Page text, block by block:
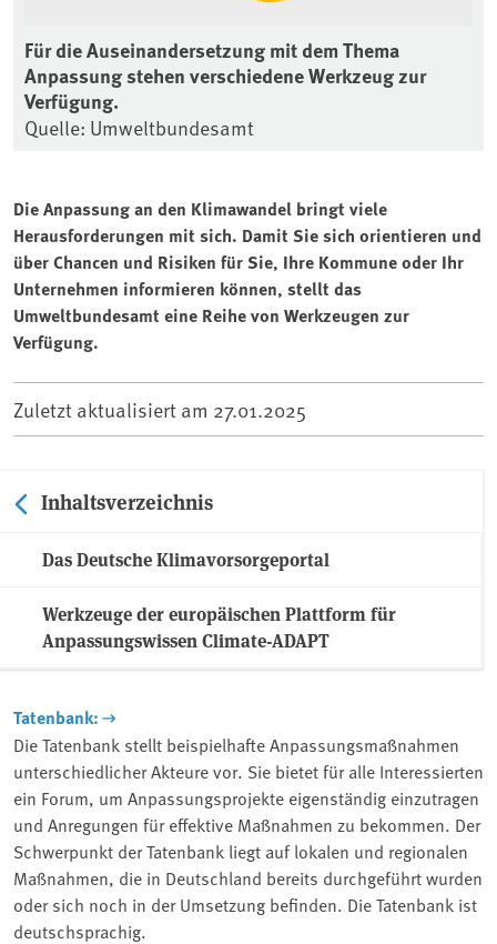
Für die Auseinandersetzung mit dem Thema
Anpassung stehen verschiedene Werkzeug zur
Verfügung.
Quelle: Umweltbundesamt
Die Anpassung an den Klimawandel bringt viele
Herausforderungen mit sich. Damit Sie sich orientieren und
über Chancen und Risiken für Sie, Ihre Kommune oder Ihr
Unternehmen informieren können, stellt das
Umweltbundesamt eine Reihe von Werkzeugen zur
Verfügung.
Zuletzt aktualisiert am 27.01.2025
Inhaltsverzeichnis
Das Deutsche Klimavorsorgeportal
Werkzeuge der europäischen Plattform für
Anpassungswissen Climate-ADAPT
Tatenbank:
Die Tatenbank stellt beispielhafte Anpassungsmaßnahmen
unterschiedlicher Akteure vor. Sie bietet für alle Interessierten
ein Forum, um Anpassungsprojekte eigenständig einzutragen
und Anregungen für effektive Maßnahmen zu bekommen. Der
Schwerpunkt der Tatenbank liegt auf lokalen und regionalen
Maßnahmen, die in Deutschland bereits durchgeführt wurden
oder sich noch in der Umsetzung befinden. Die Tatenbank ist
deutschsprachig.